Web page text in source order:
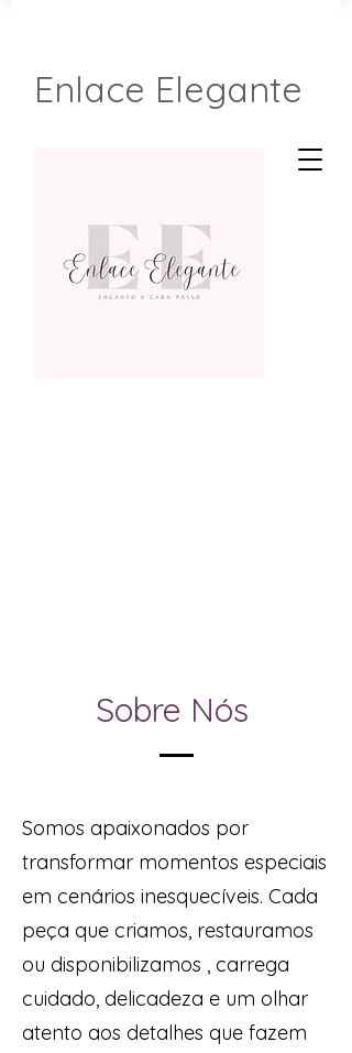
Enlace Elegante
Sobre Nós
Somos apaixonados por
transformar momentos especiais
em cenários inesquecíveis. Cada
peça que criamos, restauramos
ou disponibilizamos , carrega
cuidado, delicadeza e um olhar
atento aos detalhes que fazem